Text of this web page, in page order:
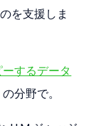
を支援しま
するデータ
分野で。